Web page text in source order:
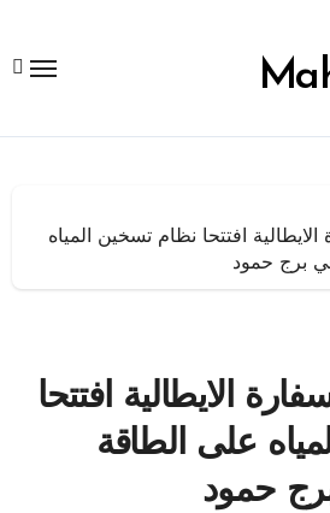
الايطالية افتتحا نظام تسخين المياه
برج حمود
الايطالية افتتحا
على الطاقة
حمود